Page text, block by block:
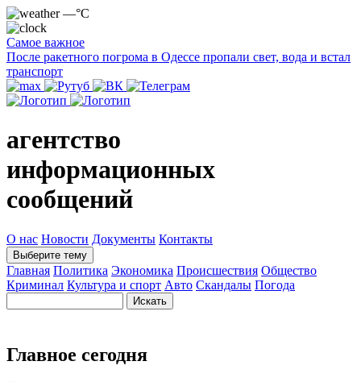
—°C
Самое важное
После ракетного погрома в Одессе пропали свет, вода и встал
транспорт
агентство
информационных
сообщений
О нас Новости Документы Контакты
Выберите тему
Главная Политика Экономика Происшествия Общество
Криминал Культура и спорт Авто Скандалы Погода
Главное сегодня